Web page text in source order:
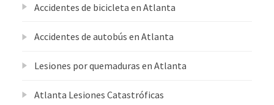
Accidentes de bicicleta en Atlanta
Accidentes de autobús en Atlanta
Lesiones por quemaduras en Atlanta
Atlanta Lesiones Catastróficas